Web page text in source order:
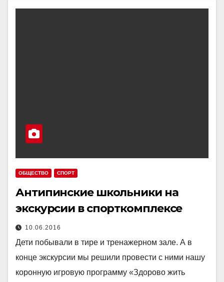
ОБЩЕСТВО СПОРТ
Антипинские школьники на
экскурсии в спорткомплексе
10.06.2016
Дети побывали в тире и тренажерном зале. А в
конце экскурсии мы решили провести с ними нашу
коронную игровую программу «Здорово жить